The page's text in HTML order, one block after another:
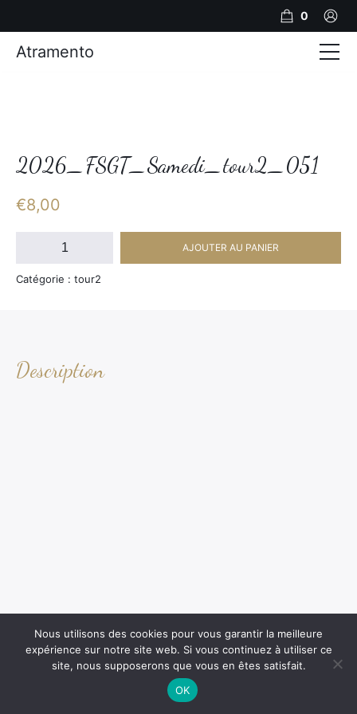
2026_FSGT_Samedi_tour2_051
€8,00
quantité
2026_FSGT_Samedi_tour2_051
AJOUTER AU PANIER
Catégorie : tour2
Description
0
Atramento
Photos
Nous utilisons des cookies pour vous garantir la meilleure
expérience sur notre site web. Si vous continuez à utiliser ce
site, nous supposerons que vous en êtes satisfait.
OK